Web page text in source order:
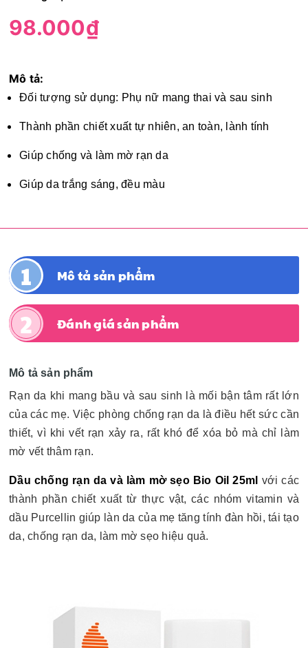
98.000₫
Mô tả:
Đối tượng sử dụng: Phụ nữ mang thai và sau sinh
Thành phần chiết xuất tự nhiên, an toàn, lành tính
Giúp chống và làm mờ rạn da
Giúp da trắng sáng, đều màu
Mô tả sản phẩm
Đánh giá sản phẩm
Mô tả sản phẩm
Rạn da khi mang bầu và sau sinh là mối bận tâm rất lớn
của các mẹ. Việc phòng chống rạn da là điều hết sức cần
thiết, vì khi vết rạn xảy ra, rất khó để xóa bỏ mà chỉ làm
mờ vết thâm rạn.
Dầu chống rạn da và làm mờ sẹo Bio Oil 25ml với các
thành phần chiết xuất từ thực vật, các nhóm vitamin và
dầu Purcellin giúp làn da của mẹ tăng tính đàn hồi, tái tạo
da, chống rạn da, làm mờ sẹo hiệu quả.